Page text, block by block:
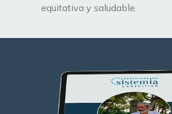
equitativa y saludable.